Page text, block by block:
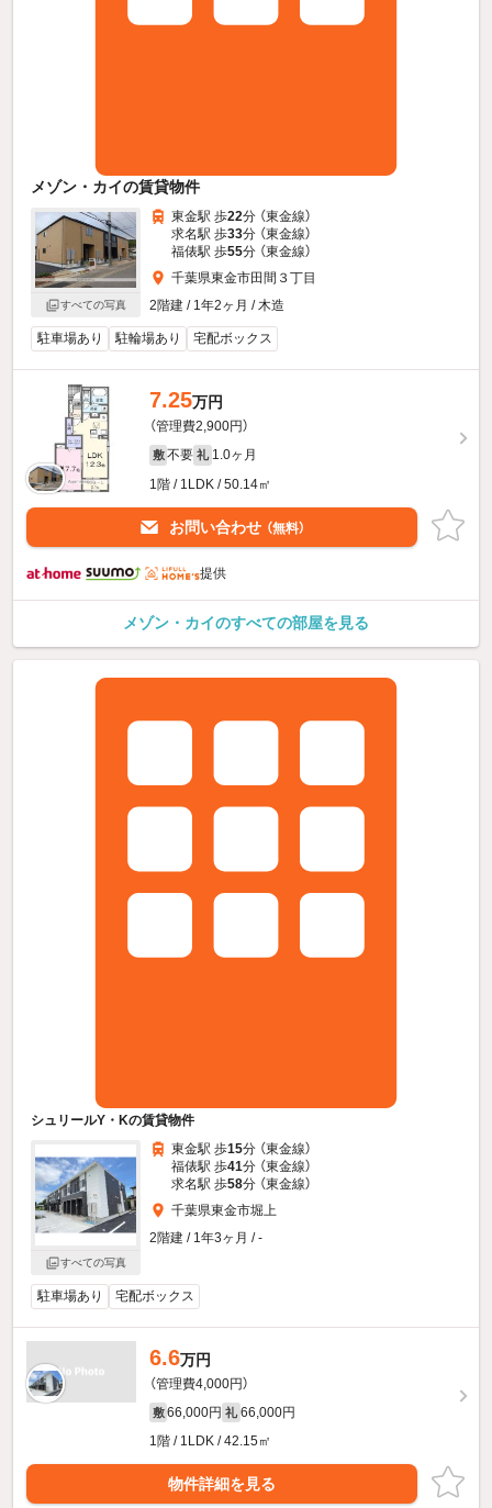
メゾン・カイの賃貸物件
すべての写真
東金駅 歩22分 （東金線）
求名駅 歩33分 （東金線）
福俵駅 歩55分 （東金線）
千葉県東金市田間３丁目
2階建 / 1年2ヶ月 / 木造
駐車場あり 駐輪場あり 宅配ボックス
7.25万円
（管理費2,900円）
敷 不要 礼 1.0ヶ月
1階 / 1LDK / 50.14㎡
お問い合わせ （無料）
提供
メゾン・カイのすべての部屋を見る
シュリールY・Kの賃貸物件
すべての写真
東金駅 歩15分 （東金線）
福俵駅 歩41分 （東金線）
求名駅 歩58分 （東金線）
千葉県東金市堀上
2階建 / 1年3ヶ月 / -
駐車場あり 宅配ボックス
6.6万円
（管理費4,000円）
敷 66,000円 礼 66,000円
1階 / 1LDK / 42.15㎡
物件詳細を見る